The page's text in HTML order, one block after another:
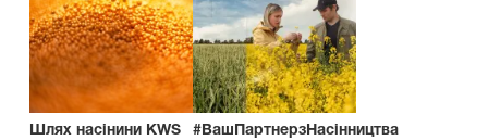
Шлях насінини KWS #ВашПартнерзНасінництва